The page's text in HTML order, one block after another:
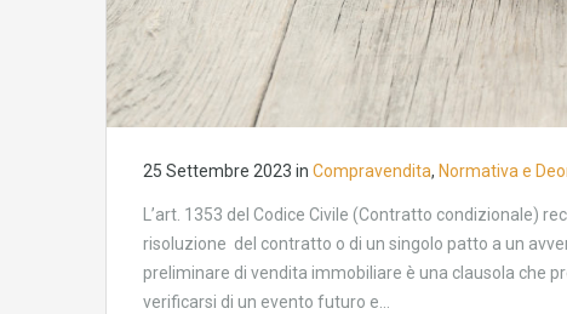
25 Settembre 2023 in Compravendita, Normativa e
L’art. 1353 del Codice Civile (Contratto condizionale)
risoluzione del contratto o di un singolo patto a un
preliminare di vendita immobiliare è una clausola che
verificarsi di un evento futuro e…